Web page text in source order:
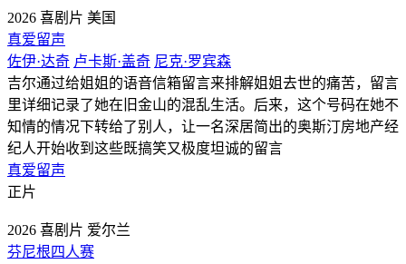
2026 喜剧片 美国
真爱留声
佐伊·达奇 卢卡斯·盖奇 尼克·罗宾森
吉尔通过给姐姐的语音信箱留言来排解姐姐去世的痛苦，留言
里详细记录了她在旧金山的混乱生活。后来，这个号码在她不
知情的情况下转给了别人，让一名深居简出的奥斯汀房地产经
纪人开始收到这些既搞笑又极度坦诚的留言
真爱留声
正片
2026 喜剧片 爱尔兰
芬尼根四人赛